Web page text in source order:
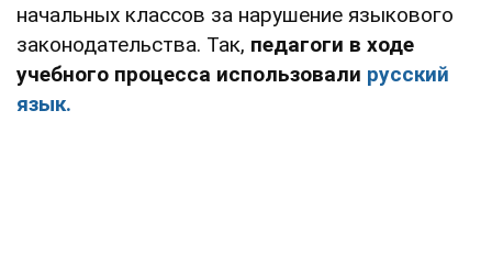
начальных классов за нарушение языкового
законодательства. Так, педагоги в ходе
учебного процесса использовали русский
язык.